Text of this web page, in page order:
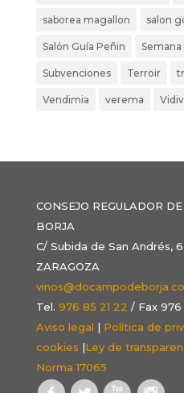
saborea magallon salon
Salón Guía Peñin Semana
Subvenciones Terroir
Vendimia verema
CONSEJO REGULADOR
BORJA
C/ Subida de San Andrés,
ZARAGOZA
Tel. 976 85 21 22 / Fax
Aviso legal | Política de
cookies |Ley de
Norma 17065